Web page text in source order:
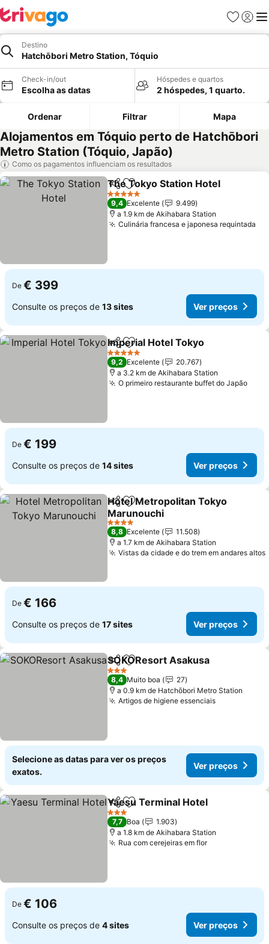
Favoritos
Iniciar
Destino
Hatchōbori Metro Station, Tóquio
Check-in/out
Escolha as datas
Hóspedes e quartos
2 hóspedes, 1 quarto.
Ordenar Filtrar Mapa
Alojamentos em Tóquio perto de Hatchōbori
Metro Station (Tóquio, Japão)
Como os pagamentos influenciam os resultados
PartilharAdicionar aos favoritos
The Tokyo Station Hotel
5 Estrelas
9,4 Excelente
9.499
a 1.9 km de Akihabara Station
Culinária francesa e japonesa requintada
De € 399
Consulte os preços de 13 sites Ver preços
PartilharAdicionar aos favoritos
Imperial Hotel Tokyo
5 Estrelas
9,2 Excelente
20.767
a 3.2 km de Akihabara Station
O primeiro restaurante buffet do Japão
De € 199
Consulte os preços de 14 sites Ver preços
PartilharAdicionar aos favoritos
Hotel Metropolitan Tokyo
Marunouchi
4 Estrelas
8,8 Excelente
11.508
a 1.7 km de Akihabara Station
Vistas da cidade e do trem em andares altos
De € 166
Consulte os preços de 17 sites Ver preços
PartilharAdicionar aos favoritos
SOKOResort Asakusa
3 Estrelas
8,4 Muito boa
27
a 0.9 km de Hatchōbori Metro Station
Artigos de higiene essenciais
Selecione as datas para ver os preços
exatos.
Ver preços
PartilharAdicionar aos favoritos
Yaesu Terminal Hotel
3 Estrelas
7,7 Boa
1.903
a 1.8 km de Akihabara Station
Rua com cerejeiras em flor
De € 106
Consulte os preços de 4 sites Ver preços